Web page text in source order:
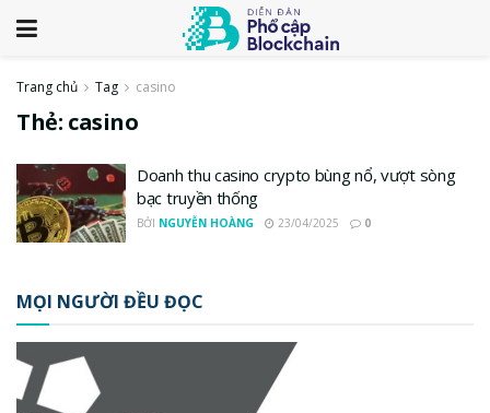
Trang chủ Tag casino
Thẻ: casino
Doanh thu casino crypto bùng nổ, vượt sòng
bạc truyền thống
BỞI NGUYỄN HOÀNG 23/04/2025 0
MỌI NGƯỜI ĐỀU ĐỌC